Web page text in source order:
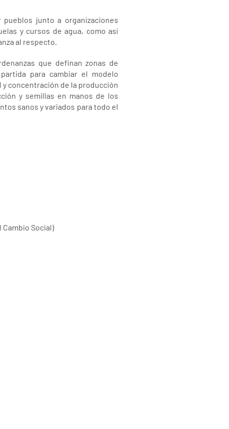
junto a organizaciones
y cursos de agua, como así
al respecto.
que definan zonas de
para cambiar el modelo
concentración de la producción
y semillas en manos de los
sanos y variados para todo el
Cambio Social)